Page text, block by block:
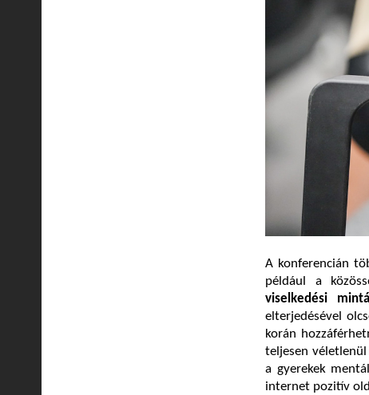
A konferencián
például a
viselkedési
elterjedésével
korán
teljesen
a gyerekek
internet pozitív